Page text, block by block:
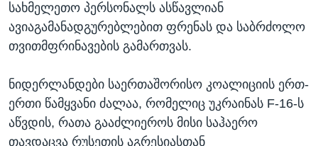
სახმელეთო პერსონალს ასწავლიან
ავიაგამანადგურებლებით ფრენას და საბრძოლო
თვითმფრინავების გამართვას.
ნიდერლანდები საერთაშორისო კოალიციის ერთ-
ერთი წამყვანი ძალაა, რომელიც უკრაინას F-16-ს
აწვდის, რათა გააძლიეროს მისი საჰაერო
თავდაცვა რუსეთის აგრესიასთან